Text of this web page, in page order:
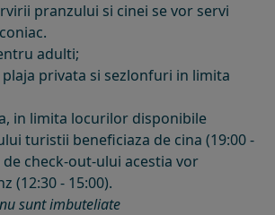
pranzului si cinei se vor servi
adulti;
privata si sezlonfuri in limita
in limita locurilor disponibile
turistii beneficiaza de cina (19:00 -
de check-out-ului acestia vor
(12:30 - 15:00).
sunt imbuteliate